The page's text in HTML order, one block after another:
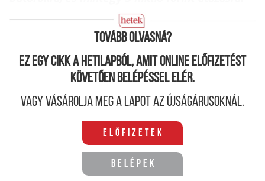
Tovább olvasná?
Ez egy cikk a hetilapból, amit online előfizetést
követően belépéssel elér.
Vagy vásárolja meg a lapot az újságárusoknál.
Előfizetek
Belépek